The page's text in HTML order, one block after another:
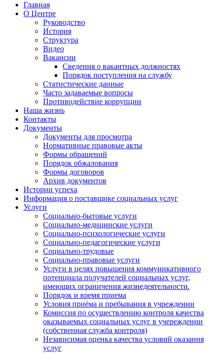
Главная
О Центре
Руководство
История
Структура
Видео
Вакансии
Сведения о вакантных должностях
Порядок поступления на службу
Статистические данные
Часто задаваемые вопросы
Противодействие коррупции
Наша жизнь
Контакты
Документы
Документы для просмотра
Нормативные правовые акты
Формы обращений
Порядок обжалования
Формы договоров
Архив документов
Истории успеха
Информация о поставщике социальных услуг
Услуги
Социально-бытовые услуги
Социально-медицинские услуги
Социально-психологические услуги
Социально-педагогические услуги
Социально-трудовые
Социально-правовые услуги
Услуги в целях повышения коммуникативного
потенциала получателей социальных услуг,
имеющих ограничения жизнедеятельности.
Порядок и время приема
Условия приёма и пребывания в учреждении
Комиссия по осуществлению контроля качества
оказываемых социальных услуг в учереждении
(собственная служба контроля)
Независимая оценка качества условий оказания
услуг